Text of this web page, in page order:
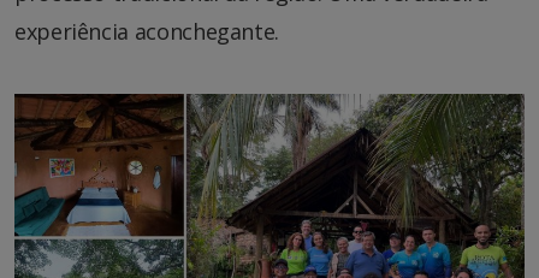
experiência aconchegante.